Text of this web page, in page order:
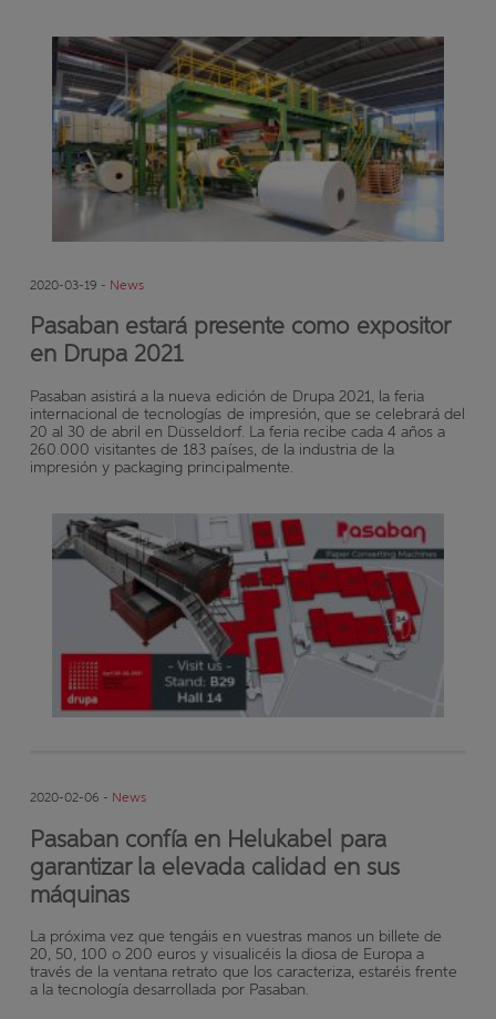
2020-03-19 - News
Pasaban estará presente como expositor
en Drupa 2021
Pasaban asistirá a la nueva edición de Drupa 2021, la feria
internacional de tecnologías de impresión, que se celebrará del
20 al 30 de abril en Düsseldorf. La feria recibe cada 4 años a
260.000 visitantes de 183 países, de la industria de la
impresión y packaging principalmente.
2020-02-06 - News
Pasaban confía en Helukabel para
garantizar la elevada calidad en sus
máquinas
La próxima vez que tengáis en vuestras manos un billete de
20, 50, 100 o 200 euros y visualicéis la diosa de Europa a
través de la ventana retrato que los caracteriza, estaréis frente
a la tecnología desarrollada por Pasaban.